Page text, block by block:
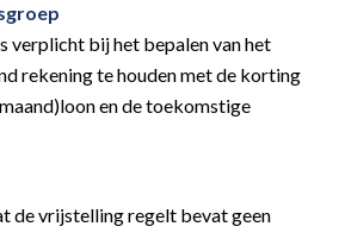
verplicht bij het bepalen van het
rekening te houden met de korting
en de toekomstige
de vrijstelling regelt bevat geen